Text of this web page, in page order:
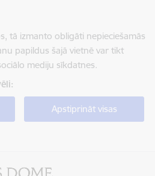
tā izmanto obligāti nepieciešamās
papildus šajā vietnē var tikt
mediju sīkdatnes.
Apstiprināt visas